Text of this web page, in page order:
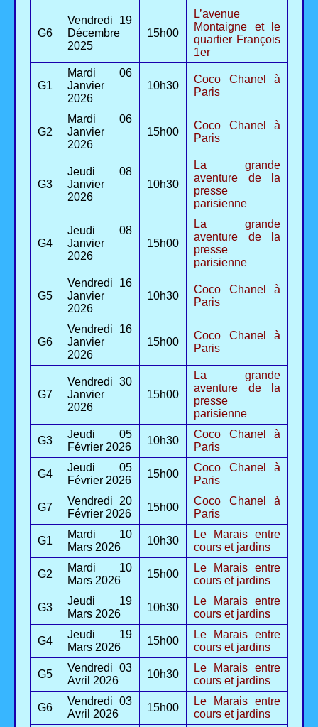
G6
Vendredi 19
Décembre
2025
15h00
L’avenue
Montaigne et le
quartier François
1er
G1
Mardi 06
Janvier
2026
10h30
Coco Chanel à
Paris
G2
Mardi 06
Janvier
2026
15h00
Coco Chanel à
Paris
G3
Jeudi 08
Janvier
2026
10h30
La grande
aventure de la
presse
parisienne
G4
Jeudi 08
Janvier
2026
15h00
La grande
aventure de la
presse
parisienne
G5
Vendredi 16
Janvier
2026
10h30
Coco Chanel à
Paris
G6
Vendredi 16
Janvier
2026
15h00
Coco Chanel à
Paris
G7
Vendredi 30
Janvier
2026
15h00
La grande
aventure de la
presse
parisienne
G3
Jeudi 05
Février 2026
10h30
Coco Chanel à
Paris
G4
Jeudi 05
Février 2026
15h00
Coco Chanel à
Paris
G7
Vendredi 20
Février 2026
15h00
Coco Chanel à
Paris
G1
Mardi 10
Mars 2026
10h30
Le Marais entre
cours et jardins
G2
Mardi 10
Mars 2026
15h00
Le Marais entre
cours et jardins
G3
Jeudi 19
Mars 2026
10h30
Le Marais entre
cours et jardins
G4
Jeudi 19
Mars 2026
15h00
Le Marais entre
cours et jardins
G5
Vendredi 03
Avril 2026
10h30
Le Marais entre
cours et jardins
G6
Vendredi 03
Avril 2026
15h00
Le Marais entre
cours et jardins